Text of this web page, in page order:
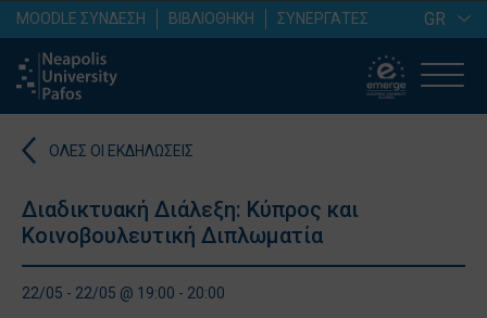
MOODLE ΣΥΝΔΕΣΗ ΒΙΒΛΙΟΘΗΚΗ ΣΥΝΕΡΓΑΤΕΣ GR
ΟΛΕΣ ΟΙ ΕΚΔΗΛΩΣΕΙΣ
Διαδικτυακή Διάλεξη: Κύπρος και
Κοινοβουλευτική Διπλωματία
22/05 - 22/05 @ 19:00 - 20:00